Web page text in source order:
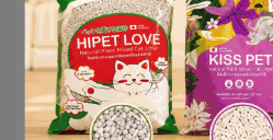
這些徵兆可能代表泌尿道感染
認知功能障礙等高齡貓常見的
狀，就能提早介入治療！⚠️